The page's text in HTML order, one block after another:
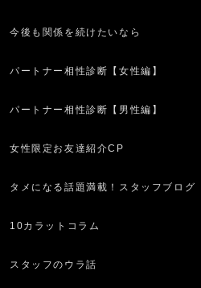
今後も関係を続けたいなら
パートナー相性診断【女性編】
パートナー相性診断【男性編】
女性限定お友達紹介CP
タメになる話題満載！スタッフブログ
10カラットコラム
スタッフのウラ話